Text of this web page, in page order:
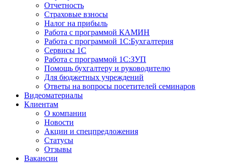
Отчетность
Страховые взносы
Налог на прибыль
Работа с программой КАМИН
Работа с программой 1С:Бухгалтерия
Сервисы 1С
Работа с программой 1С:ЗУП
Помощь бухгалтеру и руководителю
Для бюджетных учреждений
Ответы на вопросы посетителей семинаров
Видеоматериалы
Клиентам
О компании
Новости
Акции и спецпредложения
Статусы
Отзывы
Вакансии